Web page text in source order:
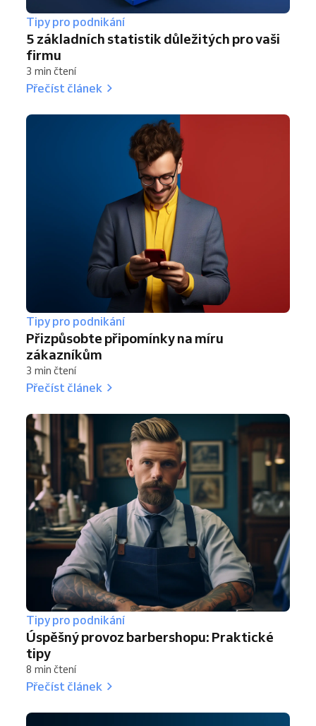
Tipy pro podnikání
5 základních statistik důležitých pro vaši
firmu
3 min čtení
Přečíst článek
Tipy pro podnikání
Přizpůsobte připomínky na míru
zákazníkům
3 min čtení
Přečíst článek
Tipy pro podnikání
Úspěšný provoz barbershopu: Praktické
tipy
8 min čtení
Přečíst článek